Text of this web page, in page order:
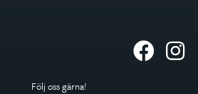
Följ oss gärna!